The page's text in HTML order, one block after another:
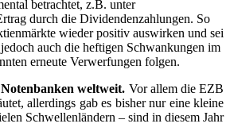
betrachtet, z.B. unter
durch die Dividendenzahlungen. So
wieder positiv auswirken und sei
auch die heftigen Schwankungen im
erneute Verwerfungen folgen.
weltweit. Vor allem die EZB
allerdings gab es bisher nur eine kleine
Schwellenländern – sind in diesem Jahr